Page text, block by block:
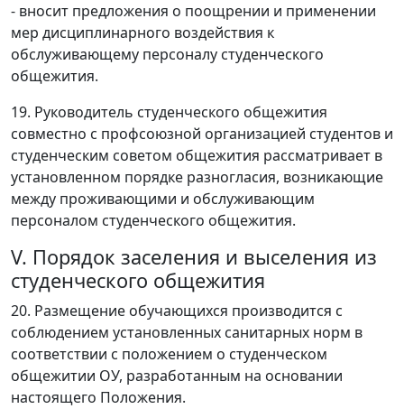
- вносит предложения о поощрении и применении
мер дисциплинарного воздействия к
обслуживающему персоналу студенческого
общежития.
19. Руководитель студенческого общежития
совместно с профсоюзной организацией студентов и
студенческим советом общежития рассматривает в
установленном порядке разногласия, возникающие
между проживающими и обслуживающим
персоналом студенческого общежития.
V. Порядок заселения и выселения из
студенческого общежития
20. Размещение обучающихся производится с
соблюдением установленных санитарных норм в
соответствии с положением о студенческом
общежитии ОУ, разработанным на основании
настоящего Положения.